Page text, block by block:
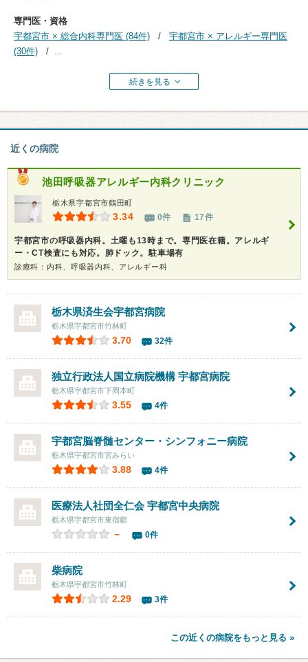
専門医・資格
宇都宮市 × 総合内科専門医 (84件)
宇都宮市 × アレルギー専門医
(30件)
...
続きを見る
近くの病院
池田呼吸器アレルギー内科クリニック
栃木県宇都宮市鶴田町
3.34 0件 17件
宇都宮市の呼吸器内科。土曜も13時まで。専門医在籍。アレルギ
ー・CT検査にも対応。肺ドック。駐車場有
診療科：内科、呼吸器内科、アレルギー科
栃木県済生会宇都宮病院
栃木県宇都宮市竹林町
3.70 32件
独立行政法人国立病院機構 宇都宮病院
栃木県宇都宮市下岡本町
3.55 4件
宇都宮脳脊髄センター・シンフォニー病院
栃木県宇都宮市宮みらい
3.88 4件
医療法人社団全仁会 宇都宮中央病院
栃木県宇都宮市東宿郷
－ 0件
柴病院
栃木県宇都宮市竹林町
2.29 3件
この近くの病院をもっと見る »